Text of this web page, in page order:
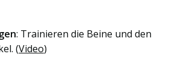
: Trainieren die Beine und den
(Video)